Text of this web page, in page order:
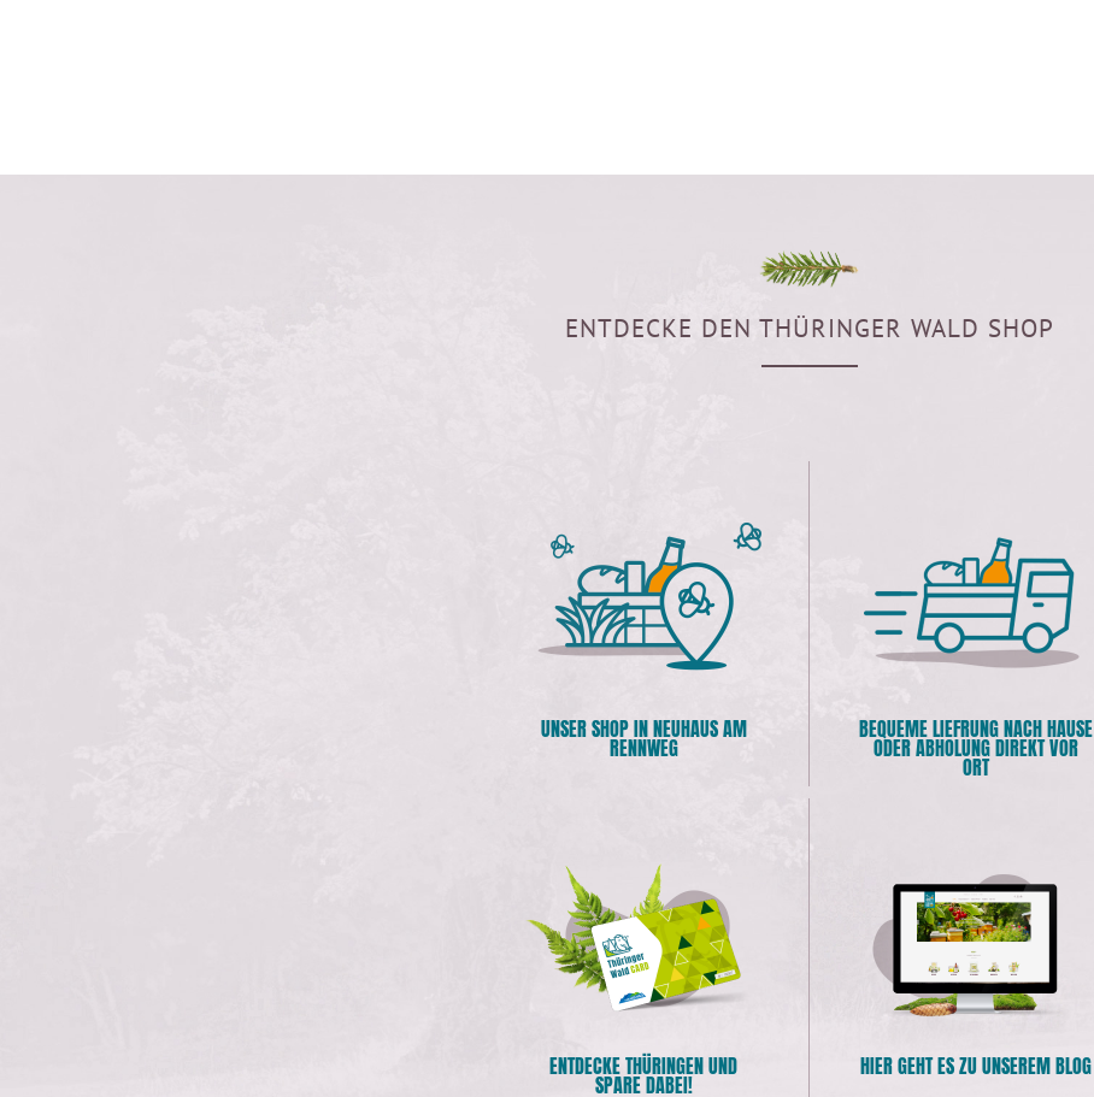
ENTDECKE DEN THÜRINGER WALD SHOP
UNSER SHOP IN NEUHAUS AM
RENNWEG
BEQUEME LIEFRUNG NACH HAUSE
ODER ABHOLUNG DIREKT VOR
ORT
ENTDECKE THÜRINGEN UND
SPARE DABEI!
HIER GEHT ES ZU UNSEREM BLOG